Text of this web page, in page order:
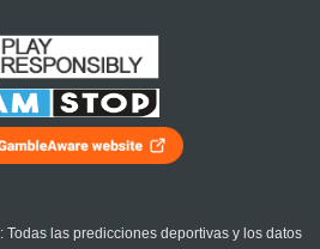
: Todas las predicciones deportivas y los datos